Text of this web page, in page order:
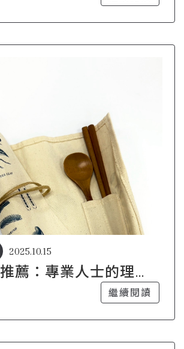
薦：專業人士的理想
2025.10.15
繼續閱讀